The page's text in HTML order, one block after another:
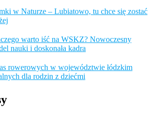
w Naturze – Lubiatowo, tu chce się zostać
warto iść na WSKZ? Nowoczesny
nauki i doskonała kadra
rowerowych w województwie łódzkim
dla rodzin z dziećmi